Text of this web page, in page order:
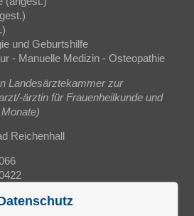
und Geburtshilfe
- Manuelle Medizin - Osteopathie
Landesärztekammer zur
ärztin für Frauenheilkunde und
Reichenhall